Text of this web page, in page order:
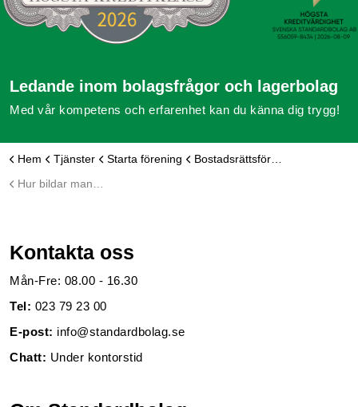
Ledande inom bolagsfrågor och lagerbolag
Med vår kompetens och erfarenhet kan du känna dig trygg!
Hem Tjänster Starta förening
Bostadsrättsförening
Hur bildar man en bostadsrättsförening?
Kontakta oss
Mån-Fre: 08.00 - 16.30
Tel: 023 79 23 00
E-post: info@standardbolag.se
Chatt: Under kontorstid